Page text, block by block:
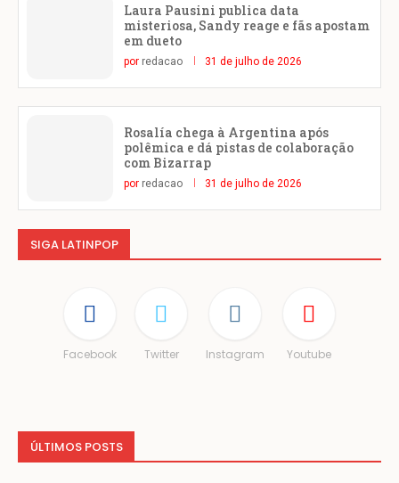
Laura Pausini publica data
misteriosa, Sandy reage e fãs apostam
em dueto
por redacao 31 de julho de 2026
Rosalía chega à Argentina após
polêmica e dá pistas de colaboração
com Bizarrap
por redacao 31 de julho de 2026
SIGA LATINPOP
Facebook Twitter Instagram Youtube
ÚLTIMOS POSTS